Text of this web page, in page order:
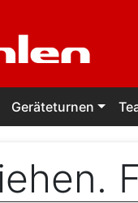
Geräteturnen